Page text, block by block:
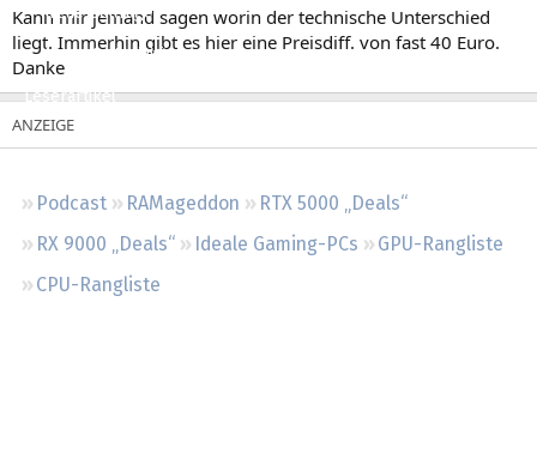
Neue Beiträge
Neueste Aktivitäten
Leserartikel
Podcast RAMageddon
RTX 5000 „Deals“
RX 9000 „Deals“
Ideale Gaming-PCs
GPU-Rangliste
CPU-Rangliste
Kann mir jemand sagen worin der technische Unterschied
liegt. Immerhin gibt es hier eine Preisdiff. von fast 40 Euro.
Danke